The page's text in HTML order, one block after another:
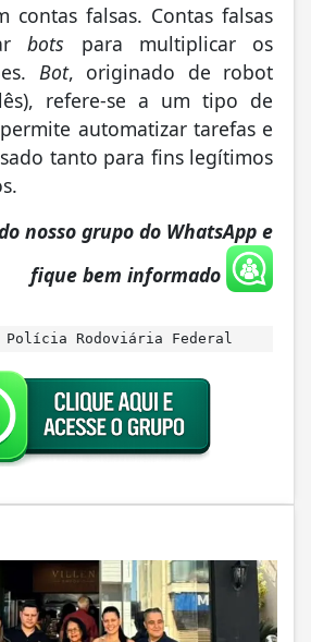
contas falsas. Contas falsas
bots para multiplicar os
Bot, originado de robot
refere-se a um tipo de
automatizar tarefas e
tanto para fins legítimos
nosso grupo do WhatsApp e
fique bem informado
Polícia Rodoviária Federal